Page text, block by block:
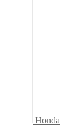
Honda